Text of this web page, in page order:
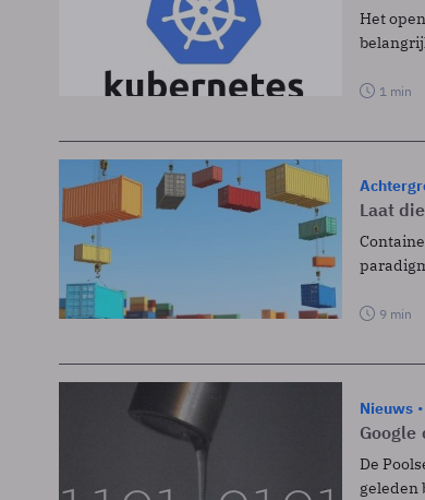
Het
1 min
Laat
9 min
Nieuws
Google
De
geleden